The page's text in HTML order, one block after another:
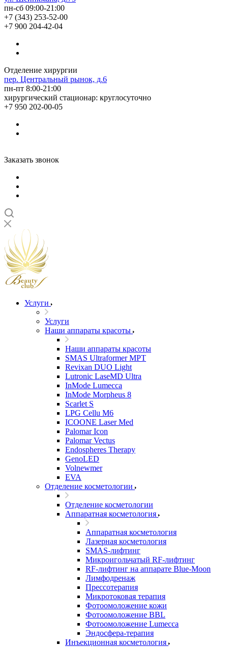
пн-сб 09:00-21:00
+7 (343) 253-52-00
+7 900 204-42-04
Отделение хирургии
пер. Центральный рынок, д.6
пн-пт 8:00-21:00
хирургический стационар: круглосуточно
+7 950 202-00-05
Заказать звонок
Услуги
Услуги
Наши аппараты красоты
Наши аппараты красоты
SMAS Ultraformer MPT
Revixan DUO Light
Lutronic LaseMD Ultra
InMode Lumecca
InMode Morpheus 8
Scarlet S
LPG Cellu M6
ICOONE Laser Med
Palomar Icon
Palomar Vectus
Endospheres Therapy
GenoLED
Volnewmer
EVA
Отделение косметологии
Отделение косметологии
Аппаратная косметология
Аппаратная косметология
Лазерная косметология
SMAS-лифтинг
Микроигольчатый RF-лифтинг
RF-лифтинг на аппарате Blue-Moon
Лимфодренаж
Прессотерапия
Микротоковая терапия
Фотоомоложение кожи
Фотоомоложение BBL
Фотоомоложение Lumecca
Эндосфера-терапия
Инъекционная косметология